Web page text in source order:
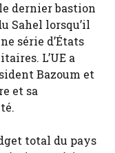
dernier bastion
Sahel lorsqu’il
série d’États
L’UE a
Bazoum et
et sa
total du pays